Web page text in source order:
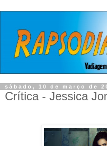
sábado, 10 de março de
Crítica - Jessica